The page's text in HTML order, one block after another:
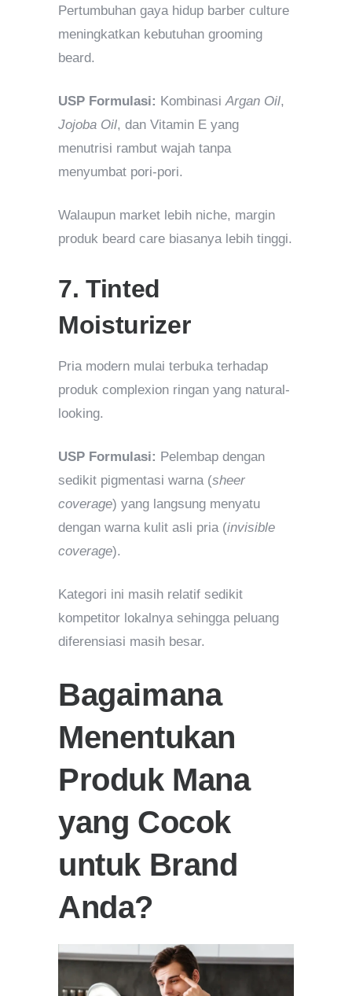
Pertumbuhan gaya hidup barber culture
meningkatkan kebutuhan grooming
beard.
USP Formulasi: KombinasiArgan Oil,
Jojoba Oil, dan Vitamin E yang
menutrisi rambut wajah tanpa
menyumbat pori-pori.
Walaupun market lebih niche, margin
produk beard care biasanya lebih tinggi.
7. Tinted
Moisturizer
Pria modern mulai terbuka terhadap
produk complexion ringan yang natural-
looking.
USP Formulasi: Pelembap dengan
sedikit pigmentasi warna (sheer
coverage) yang langsung menyatu
dengan warna kulit asli pria (invisible
coverage).
Kategori ini masih relatif sedikit
kompetitor lokalnya sehingga peluang
diferensiasi masih besar.
Bagaimana
Menentukan
Produk Mana
yang Cocok
untuk Brand
Anda?